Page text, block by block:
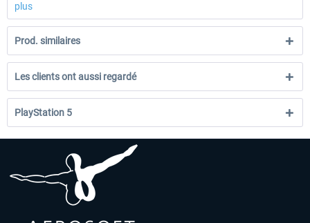
plus
Prod. similaires
Les clients ont aussi regardé
PlayStation 5